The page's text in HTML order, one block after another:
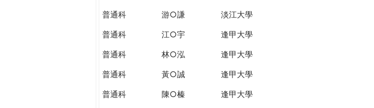
普通科
游○謙 淡江大學
普通科
江○宇 逢甲大學
普通科
林○泓 逢甲大學
普通科
黃○誠 逢甲大學
普通科
陳○榛 逢甲大學